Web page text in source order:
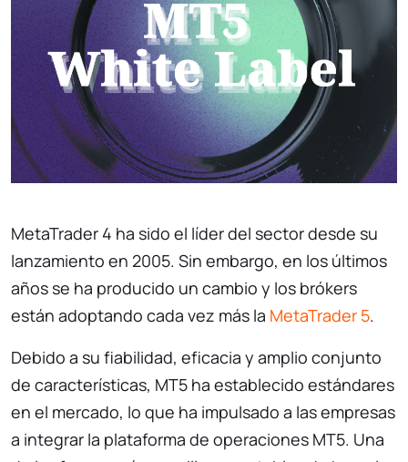
MetaTrader 4 ha sido el líder del sector desde su
lanzamiento en 2005. Sin embargo, en los últimos
años se ha producido un cambio y los brókers
están adoptando cada vez más la MetaTrader 5.
Debido a su fiabilidad, eficacia y amplio conjunto
de características, MT5 ha establecido estándares
en el mercado, lo que ha impulsado a las empresas
a integrar la plataforma de operaciones MT5. Una